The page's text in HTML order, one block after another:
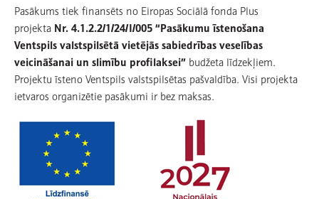
Pasākums tiek finansēts no Eiropas Sociālā fonda Plus
projekta Nr. 4.1.2.2/1/24/I/005 “Pasākumu īstenošana
Ventspils valstspilsētā vietējās sabiedrības veselības
veicināšanai un slimību profilaksei” budžeta līdzekļiem.
Projektu īsteno Ventspils valstspilsētas pašvaldība. Visi projekta
ietvaros organizētie pasākumi ir bez maksas.